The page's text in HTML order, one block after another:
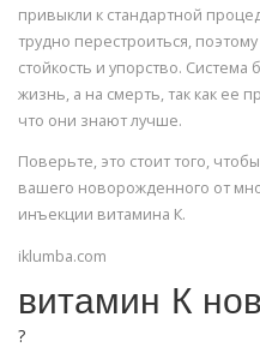
привыкли к стандартной
трудно перестроиться,
стойкость и упорство. Система
жизнь, а на смерть, так как ее
что они знают лучше.
Поверьте, это стоит того,
вашего новорожденного от
инъекции витамина К.
iklumba.com
витамин К
?